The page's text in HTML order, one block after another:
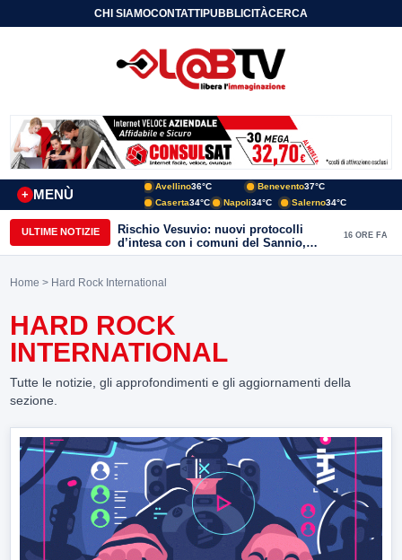
CHI SIAMOCONTATTIPUBBLICITÀCERCA
MENÙ
+
Avellino36°C Benevento37°C
Caserta34°C Napoli34°C Salerno34°C
ULTIME NOTIZIE
Moria di pesci nel Calore, Benevento
Domani: “Servono chiarezza e
approfondimenti sulla gestione
16 ORE FA
Home > Hard Rock International
HARD ROCK
INTERNATIONAL
Tutte le notizie, gli approfondimenti e gli aggiornamenti della
sezione.